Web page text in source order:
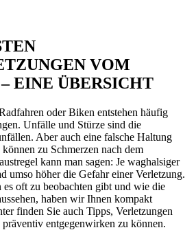
VOM
EINE ÜBERSICHT
oder Biken entstehen häufig
Unfälle und Stürze sind die
Aber auch eine falsche Haltung
zu Schmerzen nach dem
kann man sagen: Je waghalsiger
umso höher die Gefahr einer Verletzung.
es oft zu beobachten gibt und wie die
haben wir Ihnen kompakt
finden Sie auch Tipps, Verletzungen
entgegenwirken zu können.